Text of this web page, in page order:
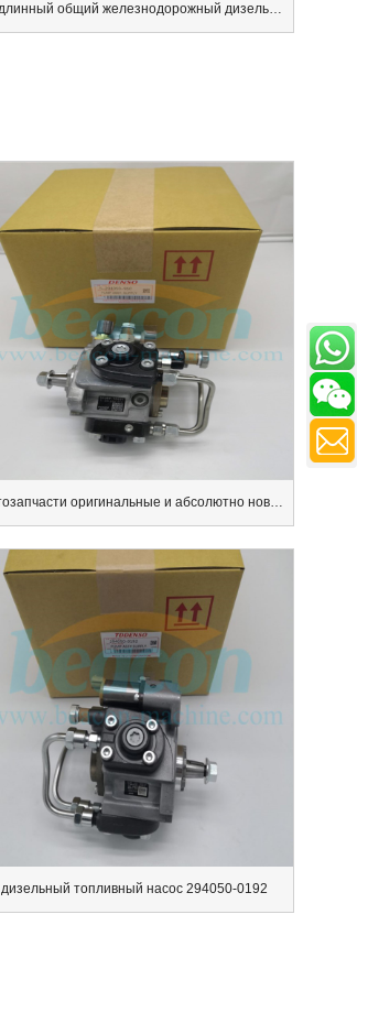
Подлинный общий железнодорожный дизельный насос 294050-0441
дизельный топливный насос 294050-0192